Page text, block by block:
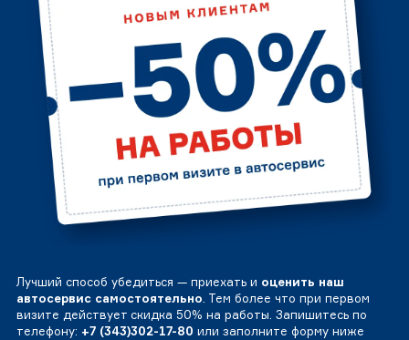
Лучший способ убедиться — приехать и оценить наш
автосервис самостоятельно. Тем более что при первом
визите действует скидка 50% на работы. Запишитесь по
телефону: +7 (343)302-17-80 или заполните форму ниже